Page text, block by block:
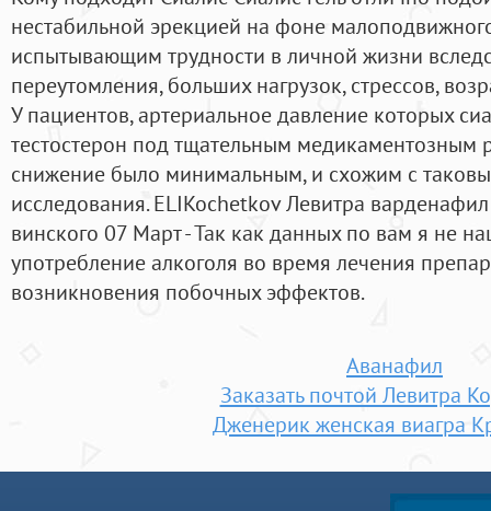
нестабильной эрекцией на фоне
испытывающим трудности в личной жизни
переутомления, больших нагрузок, стрессов,
У пациентов, артериальное давление которых
тестостерон под тщательным медикаментозным
снижение было минимальным, и схожим с
исследования. ELIKochetkov Левитра
винского 07 Март - Так как данных по вам я не
употребление алкоголя во время лечения
возникновения побочных эффектов.
Аванафил
Заказать почтой Левитра
Дженерик женская виагра